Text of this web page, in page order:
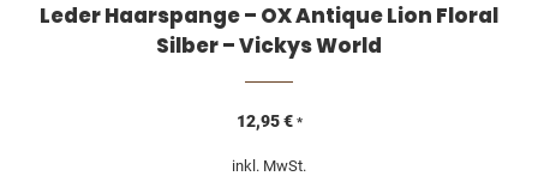
Leder Haarspange – OX Antique Lion Floral
Silber – Vickys World
12,95€ *
inkl. MwSt.